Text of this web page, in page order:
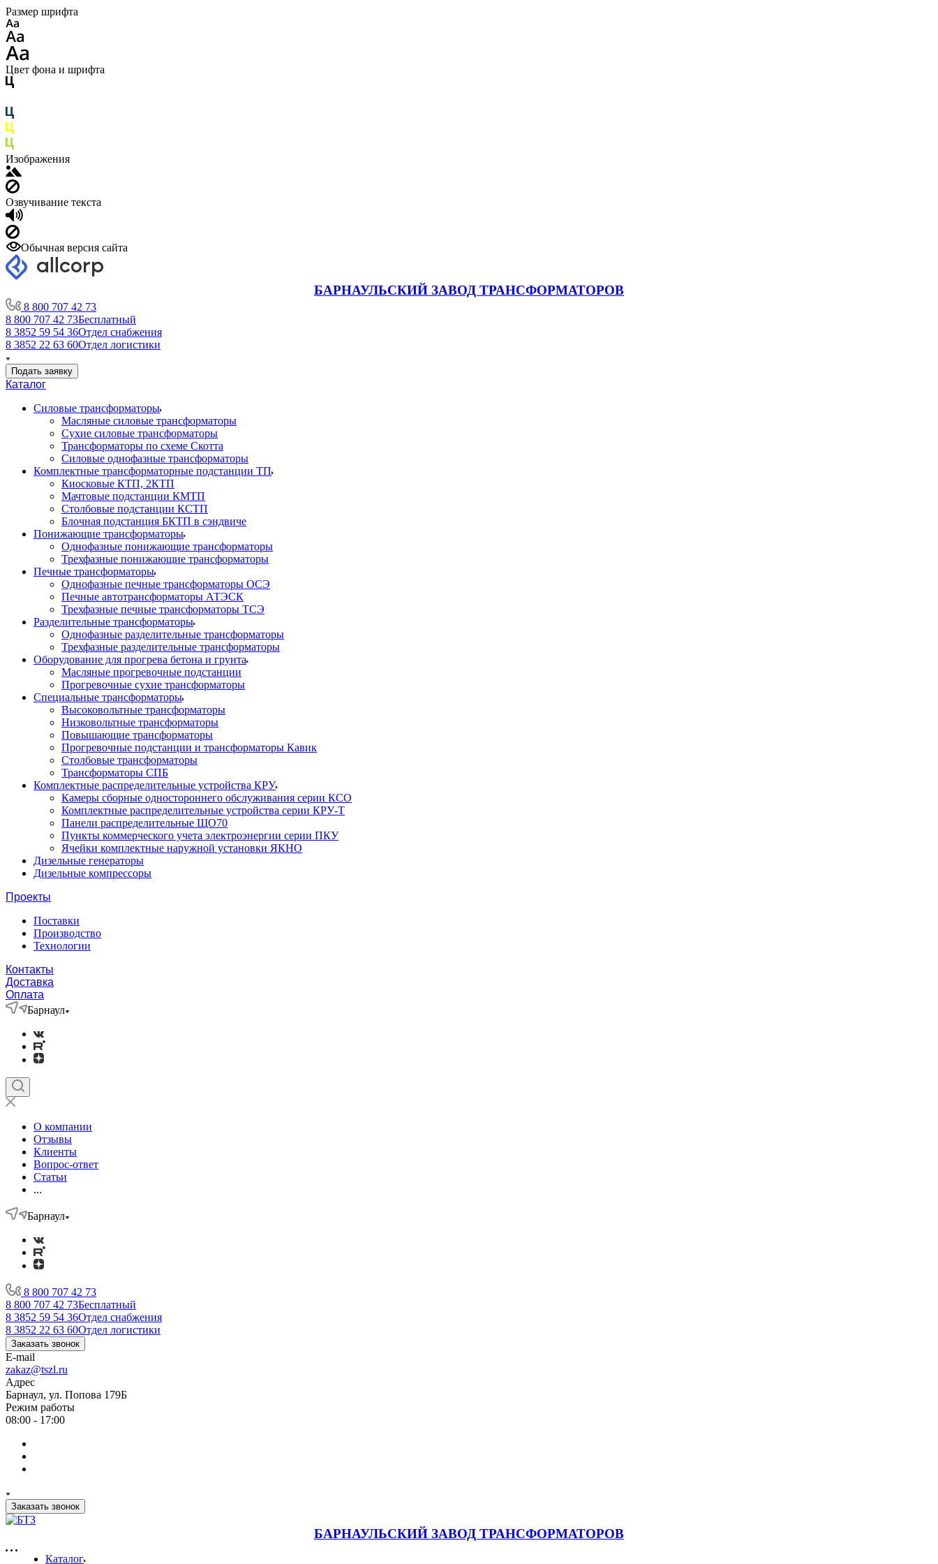
Размер шрифта
Цвет фона и шрифта
Изображения
Озвучивание текста
Обычная версия сайта
БАРНАУЛЬСКИЙ ЗАВОД ТРАНСФОРМАТОРОВ
8 800 707 42 73
8 800 707 42 73Бесплатный
8 3852 59 54 36Отдел снабжения
8 3852 22 63 60Отдел логистики
Подать заявку
Каталог
Силовые трансформаторы
Масляные силовые трансформаторы
Сухие силовые трансформаторы
Трансформаторы по схеме Скотта
Силовые однофазные трансформаторы
Комплектные трансформаторные подстанции ТП
Киосковые КТП, 2КТП
Мачтовые подстанции КМТП
Столбовые подстанции КСТП
Блочная подстанция БКТП в сэндвиче
Понижающие трансформаторы
Однофазные понижающие трансформаторы
Трехфазные понижающие трансформаторы
Печные трансформаторы
Однофазные печные трансформаторы ОСЭ
Печные автотрансформаторы АТЭСК
Трехфазные печные трансформаторы ТСЭ
Разделительные трансформаторы
Однофазные разделительные трансформаторы
Трехфазные разделительные трансформаторы
Оборудование для прогрева бетона и грунта
Масляные прогревочные подстанции
Прогревочные сухие трансформаторы
Специальные трансформаторы
Высоковольтные трансформаторы
Низковольтные трансформаторы
Повышающие трансформаторы
Прогревочные подстанции и трансформаторы Кавик
Столбовые трансформаторы
Трансформаторы СПБ
Комплектные распределительные устройства КРУ
Камеры сборные одностороннего обслуживания серии КСО
Комплектные распределительные устройства серии КРУ-Т
Панели распределительные ЩО70
Пункты коммерческого учета электроэнергии серии ПКУ
Ячейки комплектные наружной установки ЯКНО
Дизельные генераторы
Дизельные компрессоры
Проекты
Поставки
Производство
Технологии
Контакты
Доставка
Оплата
Барнаул
О компании
Отзывы
Клиенты
Вопрос-ответ
Статьи
...
Барнаул
8 800 707 42 73
8 800 707 42 73Бесплатный
8 3852 59 54 36Отдел снабжения
8 3852 22 63 60Отдел логистики
Заказать звонок
E-mail
zakaz@tszl.ru
Адрес
Барнаул, ул. Попова 179Б
Режим работы
08:00 - 17:00
Заказать звонок
БАРНАУЛЬСКИЙ ЗАВОД ТРАНСФОРМАТОРОВ
Каталог